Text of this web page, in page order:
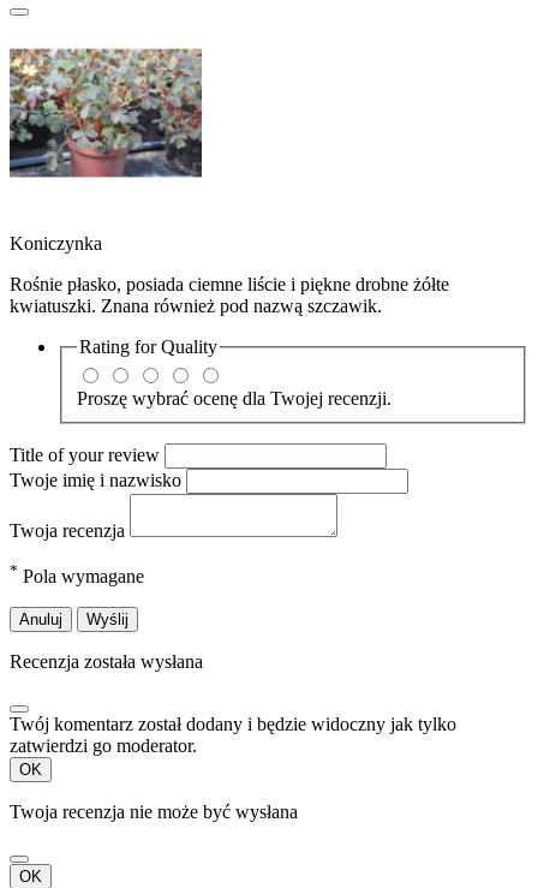
Koniczynka
Rośnie płasko, posiada ciemne liście i piękne drobne żółte
kwiatuszki. Znana również pod nazwą szczawik.
Rating forQuality
Proszę wybrać ocenę dla Twojej recenzji.
Title of your review
Twoje imię i nazwisko
Twoja recenzja
* Pola wymagane
Anuluj Wyślij
Recenzja została wysłana
Twój komentarz został dodany i będzie widoczny jak tylko
zatwierdzi go moderator.
OK
Twoja recenzja nie może być wysłana
OK